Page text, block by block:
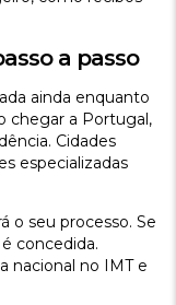
a passo
ainda enquanto
chegar a Portugal,
Cidades
especializadas
o seu processo. Se
concedida.
nacional no IMT e